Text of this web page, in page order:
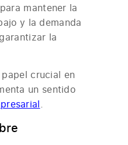
mantener la
y la demanda
la
crucial en
un sentido
.